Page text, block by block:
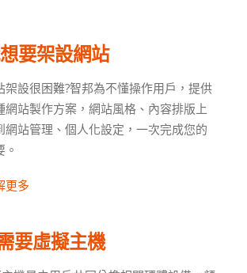
要架設網站
架設很困難?智邦為不懂操作用戶，提供
網站製作方案，網站風格、內容排版上
網站管理、個人化設定，一次完成您的
。
更多
要虛擬主機